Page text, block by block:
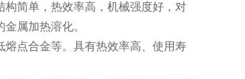
简单，热效率高，机械强度好，对
属加热溶化。
点合金等。具有热效率高、使用寿